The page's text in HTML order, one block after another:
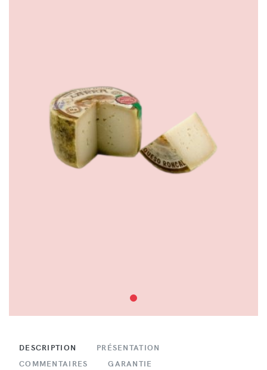
DESCRIPTION
PRÉSENTATION
COMMENTAIRES
GARANTIE